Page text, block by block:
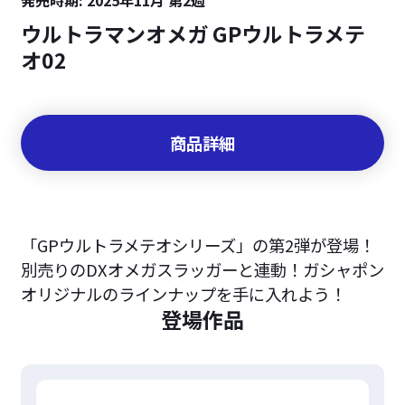
ウルトラマンオメガ GPウルトラメテ
オ02
商品詳細
「GPウルトラメテオシリーズ」の第2弾が登場！
別売りのDXオメガスラッガーと連動！ガシャポン
オリジナルのラインナップを手に入れよう！
登場作品